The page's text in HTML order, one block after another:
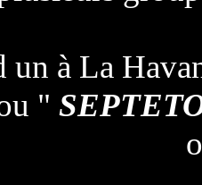
un à La
"